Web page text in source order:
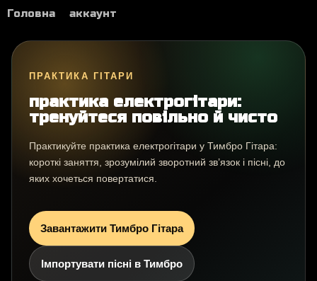
Головна аккаунт
ПРАКТИКА ГІТАРИ
практика електрогітари:
тренуйтеся повільно й чисто
Практикуйте практика електрогітари у Тимбро Гітара:
короткі заняття, зрозумілий зворотний зв’язок і пісні, до
яких хочеться повертатися.
Завантажити Тимбро Гітара
Імпортувати пісні в Тимбро